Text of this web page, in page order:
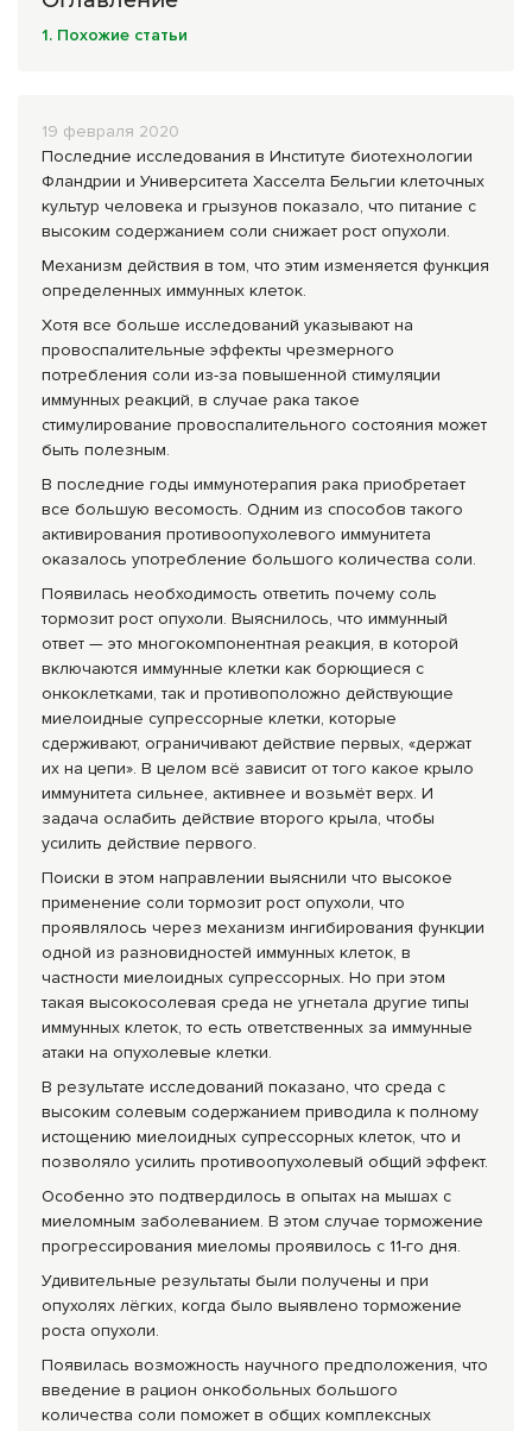
19 февраля 2020
Последние исследования в Институте биотехнологии
Фландрии и Университета Хасселта Бельгии клеточных
культур человека и грызунов показало, что питание с
высоким содержанием соли снижает рост опухоли.
Механизм действия в том, что этим изменяется функция
определенных иммунных клеток.
Хотя все больше исследований указывают на
провоспалительные эффекты чрезмерного
потребления соли из-за повышенной стимуляции
иммунных реакций, в случае рака такое
стимулирование провоспалительного состояния может
быть полезным.
В последние годы иммунотерапия рака приобретает
все большую весомость. Одним из способов такого
активирования противоопухолевого иммунитета
оказалось употребление большого количества соли.
Появилась необходимость ответить почему соль
тормозит рост опухоли. Выяснилось, что иммунный
ответ — это многокомпонентная реакция, в которой
включаются иммунные клетки как борющиеся с
онкоклетками, так и противоположно действующие
миелоидные супрессорные клетки, которые
сдерживают, ограничивают действие первых, «держат
их на цепи». В целом всё зависит от того какое крыло
иммунитета сильнее, активнее и возьмёт верх. И
задача ослабить действие второго крыла, чтобы
усилить действие первого.
Поиски в этом направлении выяснили что высокое
применение соли тормозит рост опухоли, что
проявлялось через механизм ингибирования функции
одной из разновидностей иммунных клеток, в
частности миелоидных супрессорных. Но при этом
такая высокосолевая среда не угнетала другие типы
иммунных клеток, то есть ответственных за иммунные
атаки на опухолевые клетки.
В результате исследований показано, что среда с
высоким солевым содержанием приводила к полному
истощению миелоидных супрессорных клеток, что и
позволяло усилить противоопухолевый общий эффект.
Особенно это подтвердилось в опытах на мышах с
миеломным заболеванием. В этом случае торможение
прогрессирования миеломы проявилось с 11-го дня.
Удивительные результаты были получены и при
опухолях лёгких, когда было выявлено торможение
роста опухоли.
Появилась возможность научного предположения, что
введение в рацион онкобольных большого
количества соли поможет в общих комплексных
1. Похожие статьи